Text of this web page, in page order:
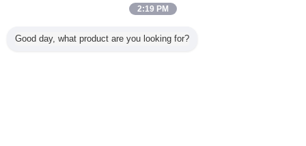
Naturel fumé en bois de 3D Sapele stratifié la coupe
quarte pour la décoration d'hôtel
2:19 PM
Good day, what product are you looking for?